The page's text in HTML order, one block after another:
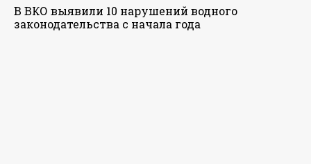
В ВКО выявили 10 нарушений водного
законодательства с начала года